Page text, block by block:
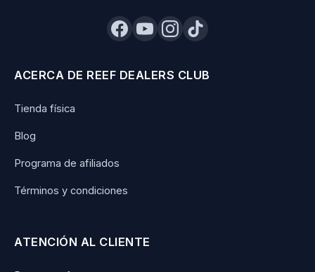
ACERCA DE REEF DEALERS CLUB
Tienda física
Blog
Programa de afiliados
Términos y condiciones
ATENCIÓN AL CLIENTE